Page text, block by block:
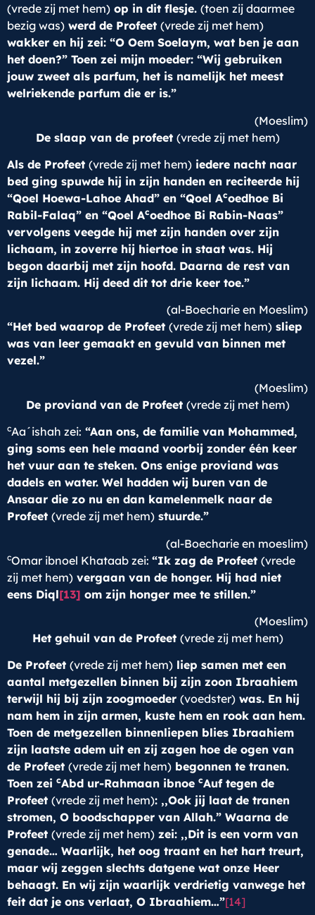
(vrede zij met hem) op in dit flesje. (toen zij daarmee
bezig was) werd de Profeet (vrede zij met hem)
wakker en hij zei: “O Oem Soelaym, wat ben je aan
het doen?” Toen zei mijn moeder: “Wij gebruiken
jouw zweet als parfum, het is namelijk het meest
welriekende parfum die er is.”
(Moeslim)
De slaap van de profeet (vrede zij met hem)
Als de Profeet (vrede zij met hem) iedere nacht naar
bed ging spuwde hij in zijn handen en reciteerde hij
“Qoel Hoewa-Lahoe Ahad” en “Qoel Acoedhoe Bi
Rabil-Falaq” en “Qoel Acoedhoe Bi Rabin-Naas”
vervolgens veegde hij met zijn handen over zijn
lichaam, in zoverre hij hiertoe in staat was. Hij
begon daarbij met zijn hoofd. Daarna de rest van
zijn lichaam. Hij deed dit tot drie keer toe.”
(al-Boecharie en Moeslim)
“Het bed waarop de Profeet (vrede zij met hem) sliep
was van leer gemaakt en gevuld van binnen met
vezel.”
(Moeslim)
De proviand van de Profeet (vrede zij met hem)
cAa´ishah zei: “Aan ons, de familie van Mohammed,
ging soms een hele maand voorbij zonder één keer
het vuur aan te steken. Ons enige proviand was
dadels en water. Wel hadden wij buren van de
Ansaar die zo nu en dan kamelenmelk naar de
Profeet (vrede zij met hem) stuurde.”
(al-Boecharie en moeslim)
cOmar ibnoel Khataab zei: “Ik zag de Profeet (vrede
zij met hem) vergaan van de honger. Hij had niet
eens Diql[13] om zijn honger mee te stillen.”
(Moeslim)
Het gehuil van de Profeet (vrede zij met hem)
De Profeet (vrede zij met hem) liep samen met een
aantal metgezellen binnen bij zijn zoon Ibraahiem
terwijl hij bij zijn zoogmoeder (voedster) was. En hij
nam hem in zijn armen, kuste hem en rook aan hem.
Toen de metgezellen binnenliepen blies Ibraahiem
zijn laatste adem uit en zij zagen hoe de ogen van
de Profeet (vrede zij met hem) begonnen te tranen.
Toen zei cAbd ur-Rahmaan ibnoe cAuf tegen de
Profeet (vrede zij met hem): ,,Ook jij laat de tranen
stromen, O boodschapper van Allah.” Waarna de
Profeet (vrede zij met hem) zei: ,,Dit is een vorm van
genade… Waarlijk, het oog traant en het hart treurt,
maar wij zeggen slechts datgene wat onze Heer
behaagt. En wij zijn waarlijk verdrietig vanwege het
feit dat je ons verlaat, O Ibraahiem…”[14]